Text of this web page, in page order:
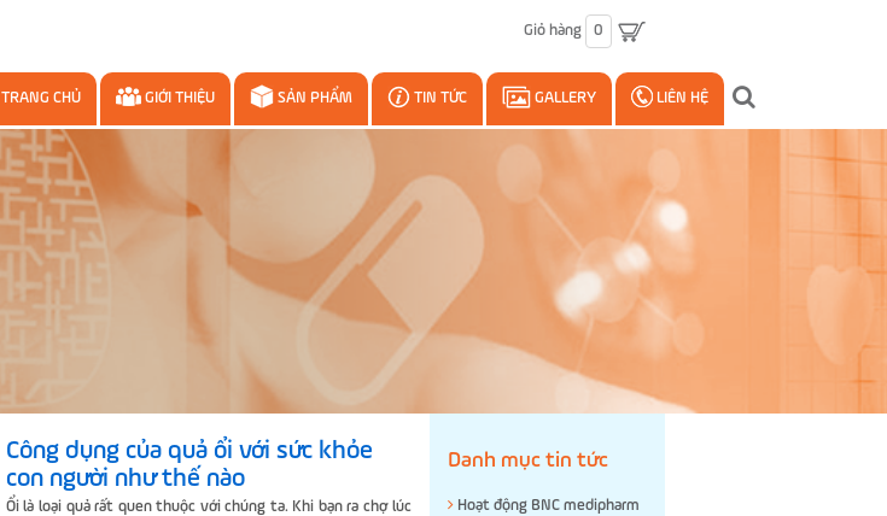
Giỏ hàng 0
TRANG CHỦ GIỚI THIỆU SẢN PHẨM TIN TỨC GALLERY LIÊN HỆ
Công dụng của quả ổi với sức khỏe
con người như thế nào
Ổi là loại quả rất quen thuộc với chúng ta. Khi bạn ra chợ lúc
Danh mục tin tức
Hoạt động BNC medipharm